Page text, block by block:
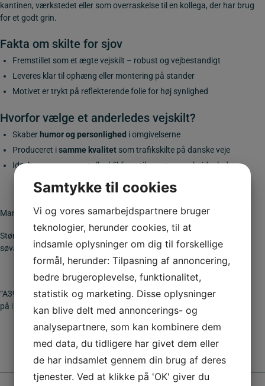
kantinen, værkstedet eller som overraskelse til en kollega, der har brug
for et godt grin.
Fakta om skilte for sjov
Fremstillet som et ægte vejskilt – robust og vejbestandigt
Leveres klar til ophæng eller montering på stander
Motivet er trykt på reflekterende folie for høj synlighed
Hvorfor vælge et anderledes vejskilt?
Skaber humor og personlighed i omgivelserne
Produceret isamme kvalitet som trafikskilte på danske veje
Ideelt som gave, pynt eller blikfang til events og arbejdspladser
Manger du noget at sætte skiltet op på,se her
Størrelse 70 cm. Refleksfolie type 3 fra Orafol. Monteret på
søvandsbestandig aluminium med grå bagside.
“A39.dk – en del af INFRA GROUP“… Hvis du vil vide hvem vi er så klik
på INFRA GROUP
Samtykke til cookies
Vi og vores samarbejdspartnere bruger
teknologier, herunder cookies, til at
indsamle oplysninger om dig til forskellige
formål, herunder: Tilpasning af annoncering,
bedre brugeroplevelse, funktionalitet,
statistik og marketing. Disse oplysninger
kan blive delt med annoncerings- og
analysepartnere, som kan kombinere dem
med data, du tidligere har givet dem eller
de har indsamlet gennem din brug af deres
tjenester. Ved at klikke på 'OK' giver du